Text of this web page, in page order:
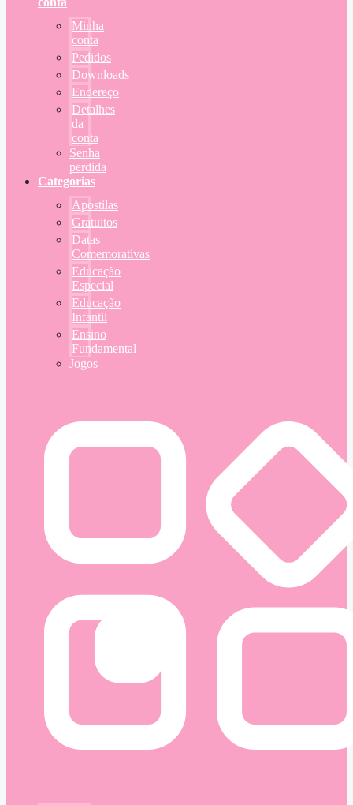
Minha
conta
Pedidos
Downloads
Endereço
Detalhes
da
conta
Senha
perdida
Categorias
Apostilas
Gratuitos
Datas
Comemorativas
Educação
Especial
Educação
Infantil
Ensino
Fundamental
Jogos